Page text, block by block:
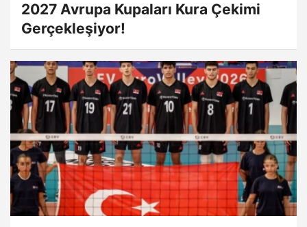
2027 Avrupa Kupaları Kura Çekimi
Gerçekleşiyor!